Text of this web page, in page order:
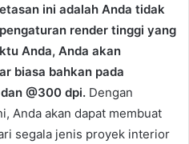
ini adalah Anda tidak
render tinggi yang
Anda, Anda akan
biasa bahkan pada
@300 dpi. Dengan
Anda akan dapat membuat
segala jenis proyek interior